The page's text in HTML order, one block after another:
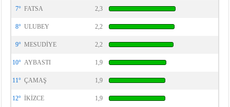
7° FATSA 2,3
8° ULUBEY 2,2
9° MESUDİYE 2,2
10° AYBASTI 1,9
11° ÇAMAŞ 1,9
12° İKİZCE 1,9